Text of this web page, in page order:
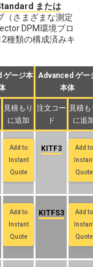
または
（さまざまな測定
DPM環境プロ
種類の構成済みキ
ゲージ本 Advanced ゲー
本体
見積もり
に追加
注文コー
ド
見積も
に追
Add to
Instant
Quote
KITF3
Add to
Quote
Add to
Instant
Quote
Add to
Quote
KITFS3